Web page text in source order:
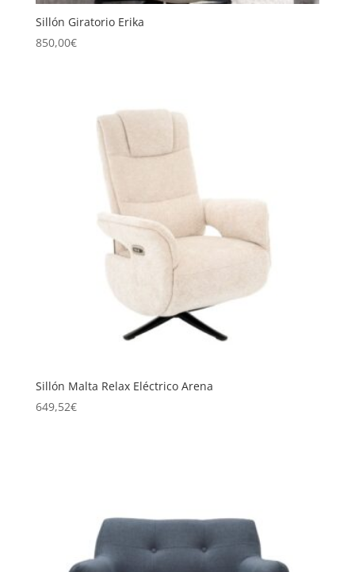
Sillón Giratorio Erika
850,00€
Sillón Malta Relax Eléctrico Arena
649,52€